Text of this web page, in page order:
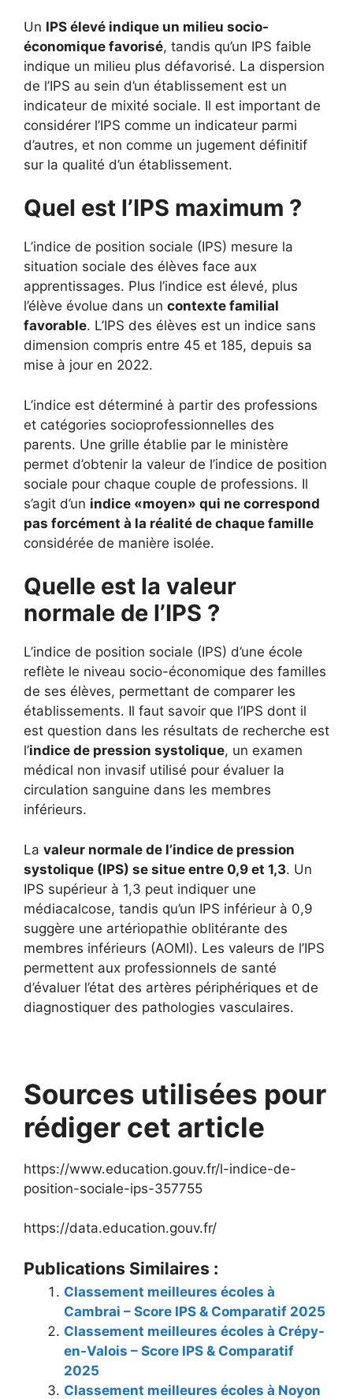
Un IPS élevé indique un milieu socio-
économique favorisé, tandis qu’un IPS faible
indique un milieu plus défavorisé. La dispersion
de l’IPS au sein d’un établissement est un
indicateur de mixité sociale. Il est important de
considérer l’IPS comme un indicateur parmi
d’autres, et non comme un jugement définitif
sur la qualité d’un établissement.
Quel est l’IPS maximum ?
L’indice de position sociale (IPS) mesure la
situation sociale des élèves face aux
apprentissages. Plus l’indice est élevé, plus
l’élève évolue dans un contexte familial
favorable. L’IPS des élèves est un indice sans
dimension compris entre 45 et 185, depuis sa
mise à jour en 2022.
L’indice est déterminé à partir des professions
et catégories socioprofessionnelles des
parents. Une grille établie par le ministère
permet d’obtenir la valeur de l’indice de position
sociale pour chaque couple de professions. Il
s’agit d’un indice «moyen» qui ne correspond
pas forcément à la réalité de chaque famille
considérée de manière isolée.
Quelle est la valeur
normale de l’IPS ?
L’indice de position sociale (IPS) d’une école
reflète le niveau socio-économique des familles
de ses élèves, permettant de comparer les
établissements. Il faut savoir que l’IPS dont il
est question dans les résultats de recherche est
l’indice de pression systolique, un examen
médical non invasif utilisé pour évaluer la
circulation sanguine dans les membres
inférieurs.
La valeur normale de l’indice de pression
systolique (IPS) se situe entre 0,9 et 1,3. Un
IPS supérieur à 1,3 peut indiquer une
médiacalcose, tandis qu’un IPS inférieur à 0,9
suggère une artériopathie oblitérante des
membres inférieurs (AOMI). Les valeurs de l’IPS
permettent aux professionnels de santé
d’évaluer l’état des artères périphériques et de
diagnostiquer des pathologies vasculaires.
Sources utilisées pour
rédiger cet article
https://www.education.gouv.fr/l-indice-de-
position-sociale-ips-357755
https://data.education.gouv.fr/
Publications Similaires :
Classement meilleures écoles à
Cambrai – Score IPS & Comparatif 2025
Classement meilleures écoles à Crépy-
en-Valois – Score IPS & Comparatif
2025
Classement meilleures écoles à Noyon